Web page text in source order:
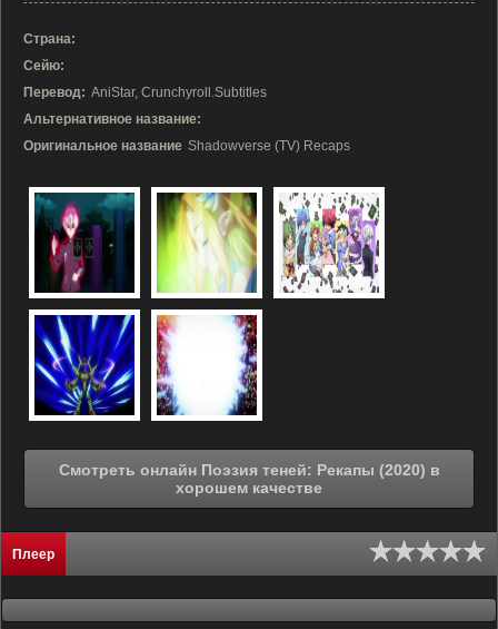
Страна:
Сейю:
Перевод: AniStar, Crunchyroll.Subtitles
Альтернативное название:
Оригинальное название Shadowverse (TV) Recaps
Смотреть онлайн Поэзия теней: Рекапы (2020) в
хорошем качестве
Плеер